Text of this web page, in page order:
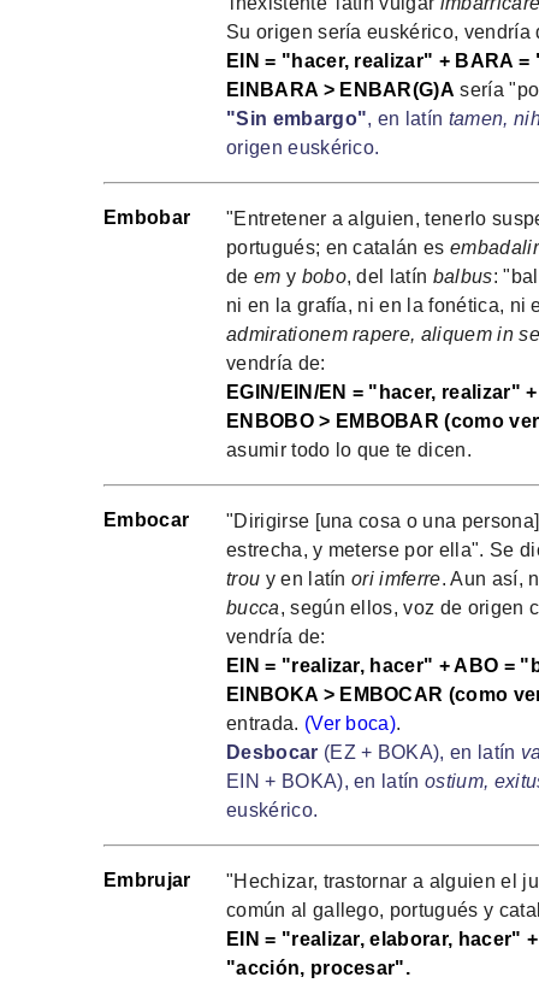
Su origen sería euskérico, vendría
EIN = "hacer, realizar" + BARA
EINBARA > ENBAR(G)A sería
"Sin embargo", en latín tamen,
origen euskérico.
Embobar
"Entretener a alguien, tenerlo
portugués; en catalán esembadalir
de em y bobo, del latín balbus:
ni en la grafía, ni en la fonética, ni
admirationem rapere, aliquem in
vendría de:
EGIN/EIN/EN = "hacer, realizar"
ENBOBO > EMBOBAR (como
asumir todo lo que te dicen.
Embocar
"Dirigirse [una cosa o una
estrecha, y meterse por ella". Se
trou y en latínori imferre. Aun así,
bucca, según ellos, voz de origen
vendría de:
EIN = "realizar, hacer" + ABO =
EINBOKA > EMBOCAR (como
entrada. (Ver boca).
Desbocar (EZ + BOKA), en latín
EIN + BOKA), en latínostium,
euskérico.
Embrujar
"Hechizar, trastornar a alguien el
común al gallego, portugués y
EIN = "realizar, elaborar, hacer"
"acción, procesar".